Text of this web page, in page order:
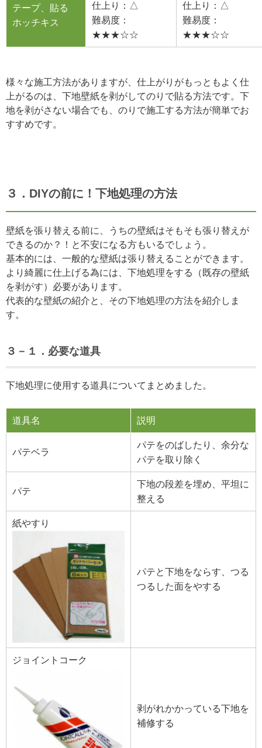
テープ、貼る
ホッチキス
仕上り：△
難易度：
★★★☆☆
仕上り：△
難易度：
★★★☆☆
様々な施工方法がありますが、仕上がりがもっともよく仕
上がるのは、下地壁紙を剥がしてのりで貼る方法です。下
地を剥がさない場合でも、のりで施工する方法が簡単でお
すすめです。
３．DIYの前に！下地処理の方法
壁紙を張り替える前に、うちの壁紙はそもそも張り替えが
できるのか？！と不安になる方もいるでしょう。
基本的には、一般的な壁紙は張り替えることができます。
より綺麗に仕上げる為には、下地処理をする（既存の壁紙
を剥がす）必要があります。
代表的な壁紙の紹介と、その下地処理の方法を紹介しま
す。
３－１．必要な道具
下地処理に使用する道具についてまとめました。
道具名 説明
パテベラ
パテをのばしたり、余分な
パテを取り除く
パテ
下地の段差を埋め、平坦に
整える
紙やすり
パテと下地をならす、つる
つるした面をやする
ジョイントコーク
剥がれかかっている下地を
補修する